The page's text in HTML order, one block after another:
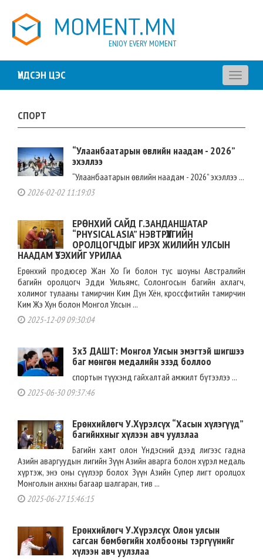
ENJOY EVERY MOMENT
ҮНДСЭН ЦЭС
Toggle
СПОРТ
“Улаанбаатарын өвлийн наадам - 2026”
эхэллээ
“Улаанбаатарын өвлийн наадам - 2026” эхэллээ ...
2026-02-02 11:19:03
ЕРӨНХИЙ САЙД Г.ЗАНДАНШАТАР
“PHYSICAL ASIA” НЭВТРҮҮЛГИЙН
ОРОЛЦОГЧДЫГ ИРЭХ ЖИЛИЙН УЛСЫН
НААДАМ ҮЗЭХИЙГ УРИЛАА
Ерөнхий продюсер Жан Хо Ги болон тус шоуны Австралийн
багийн оролцогч Эдди Уильямс, Солонгосын багийн ахлагч,
холимог тулааны тамирчин Ким Дун Хён, кроссфитийн тамирчин
Ким Жэ Хун болон Монгол Улсын ...
2025-12-09 09:30:04
3x3 ДАШТ: Монгол Улсын эмэгтэй шигшээ
баг мөнгөн медалийн эзэд боллоо
спортын түүхэнд гайхалтай амжилт бүтээлээ ...
2025-06-30 09:37:46
Ерөнхийлөгч У.Хүрэлсүх “Хасын хүлэгүүд”
багийнхныг хүлээн авч уулзлаа
Багийн хамт олон Үндэсний дээд лигээс гадна
Азийн аваргуудын лигийн Зүүн Азийн аварга болон хүрэл медаль
хүртэж, энэ оны сүүлээр болох Зүүн Азийн Супер лигт оролцох
Монголын анхны багаар шалгаран, тив ...
2025-06-27 15:46:15
Ерөнхийлөгч У.Хүрэлсүх Олон улсын
сагсан бөмбөгийн холбооны тэргүүнийг
хүлээн авч уулзлаа